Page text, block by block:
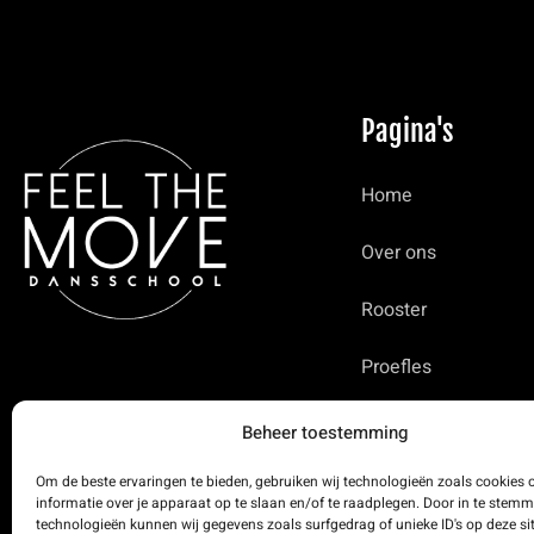
Beheer toestemming
Om de beste ervaringen te bieden, gebruiken wij technologieën zoals cookies
informatie over je apparaat op te slaan en/of te raadplegen. Door in te
technologieën kunnen wij gegevens zoals surfgedrag of unieke ID's op deze
Pagina's
Home
Over ons
Rooster
Proefles
Tarieven
Impressie